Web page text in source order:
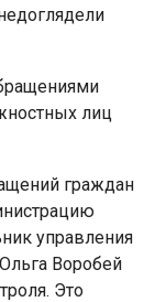
лиц
граждан
управления
Воробей
Это